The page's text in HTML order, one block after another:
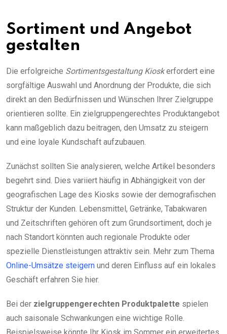
Sortiment und Angebot
gestalten
Die erfolgreiche Sortimentsgestaltung Kioskerfordert eine
sorgfältige Auswahl und Anordnung der Produkte, die sich
direkt an den Bedürfnissen und Wünschen Ihrer Zielgruppe
orientieren sollte. Ein zielgruppengerechtes Produktangebot
kann maßgeblich dazu beitragen, den Umsatz zu steigern
und eine loyale Kundschaft aufzubauen.
Zunächst sollten Sie analysieren, welche Artikel besonders
begehrt sind. Dies variiert häufig in Abhängigkeit von der
geografischen Lage des Kiosks sowie der demografischen
Struktur der Kunden. Lebensmittel, Getränke, Tabakwaren
und Zeitschriften gehören oft zum Grundsortiment, doch je
nach Standort könnten auch regionale Produkte oder
spezielle Dienstleistungen attraktiv sein. Mehr zum Thema
Online-Umsätze steigern und deren Einfluss auf ein lokales
Geschäft erfahren Sie hier.
Bei der zielgruppengerechten Produktpalette spielen
auch saisonale Schwankungen eine wichtige Rolle.